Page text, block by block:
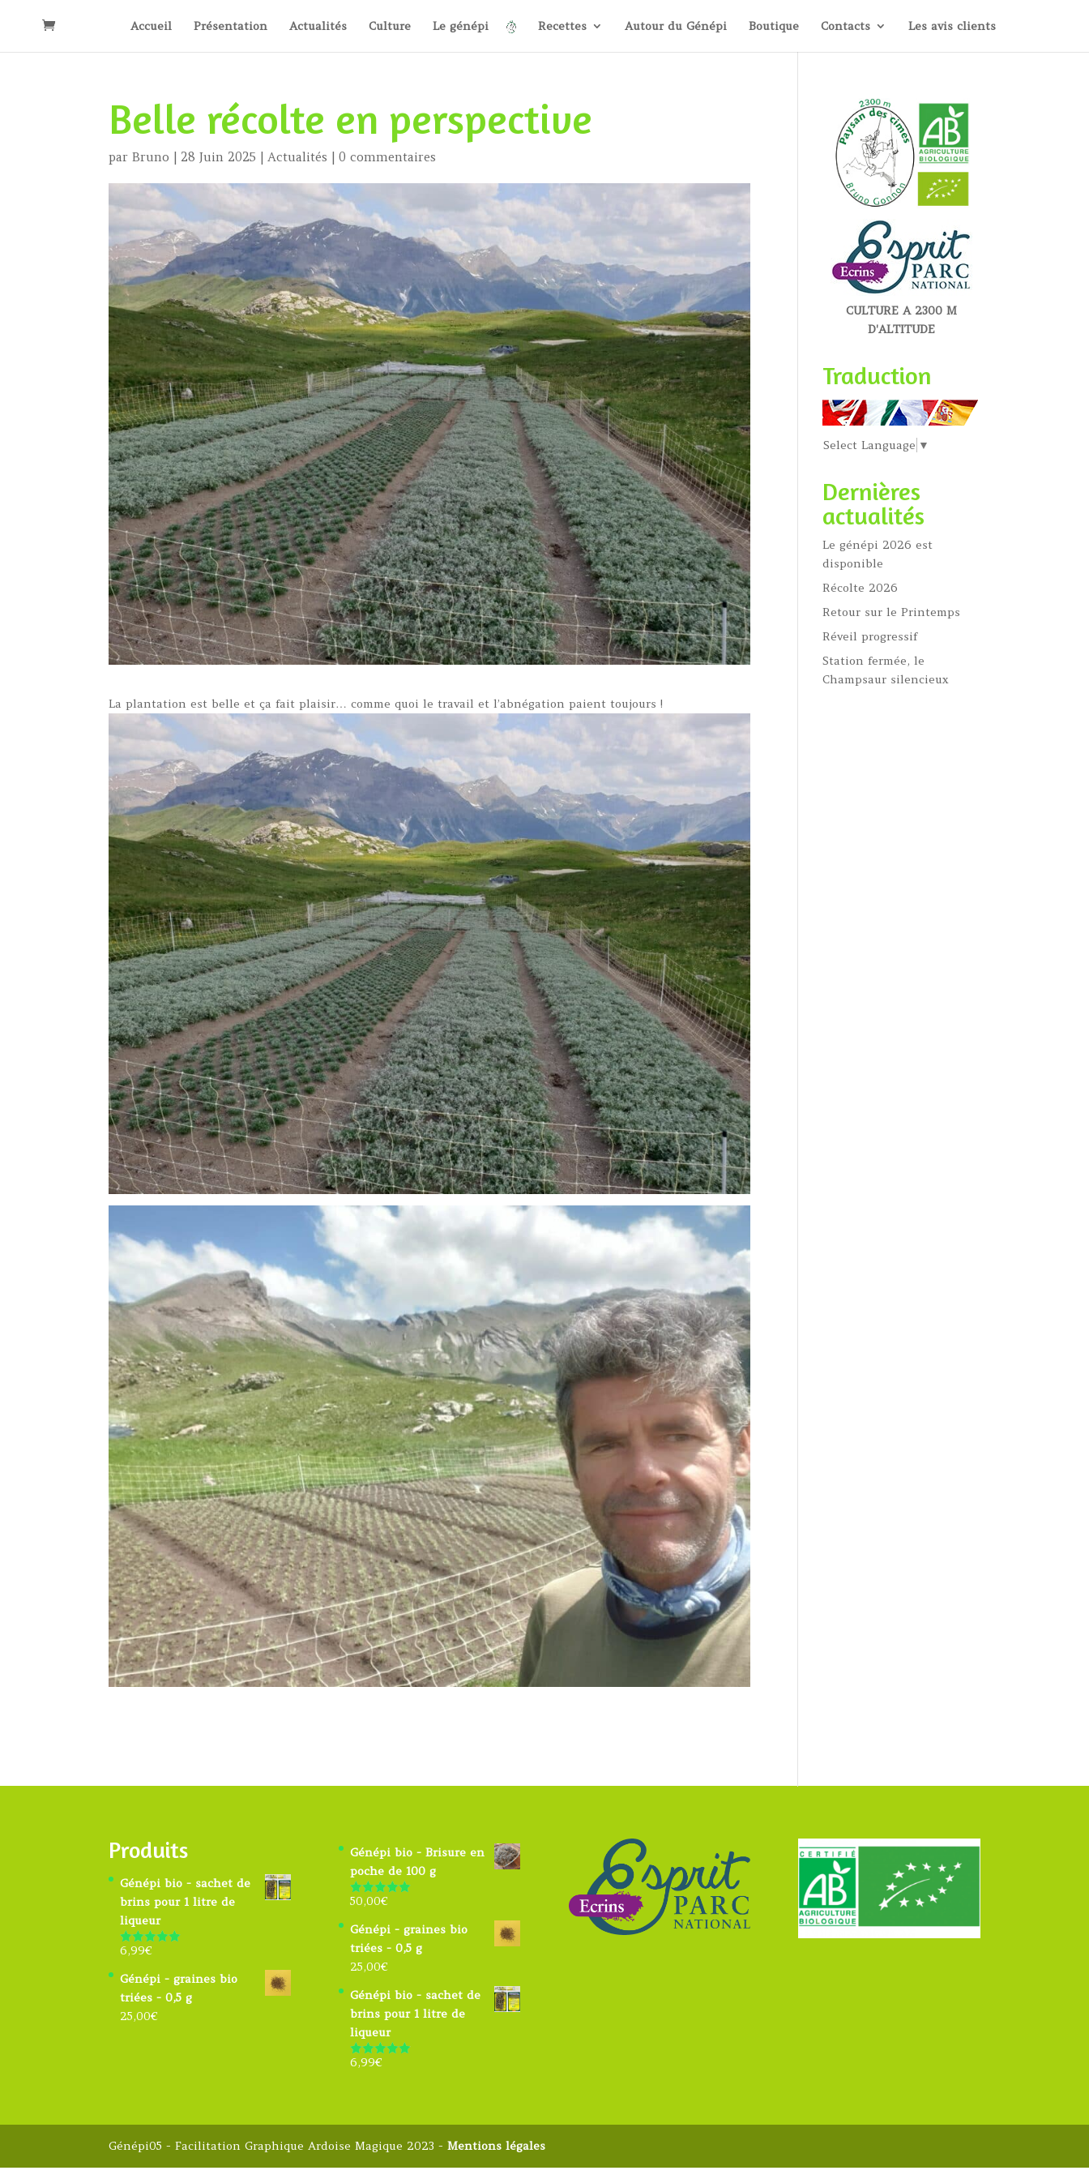
Accueil Présentation Actualités Culture Le génépi Recettes Autour du Génépi Boutique Contacts Les avis clients
Belle récolte en perspective
parBruno | 28 Juin 2025 |Actualités |0 commentaires
La plantation est belle et ça fait plaisir… comme quoi le travail et l’abnégation paient toujours !
CULTURE A 2300 M
D'ALTITUDE
Traduction
Select Language ▼
Dernières
actualités
Le génépi 2026 est
disponible
Récolte 2026
Retour sur le Printemps
Réveil progressif
Station fermée, le
Champsaur silencieux
Produits
Génépi bio - sachet de
brins pour 1 litre de
liqueur
Note4.91
6,99€
Génépi - graines bio
triées - 0,5 g
25,00€
Génépi bio - Brisure en
poche de 100 g
Note5.00
50,00€
Génépi - graines bio
triées - 0,5 g
25,00€
Génépi bio - sachet de
brins pour 1 litre de
liqueur
Note4.91
6,99€
Génépi05 - Facilitation Graphique Ardoise Magique 2023 -Mentions légales